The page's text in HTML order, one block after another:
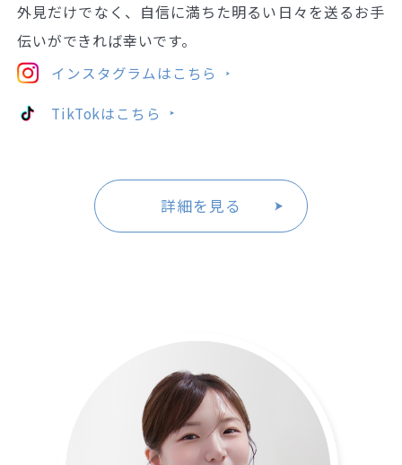
外見だけでなく、自信に満ちた明るい日々を送るお手
伝いができれば幸いです。
インスタグラムはこちら
TikTokはこちら
詳細を見る